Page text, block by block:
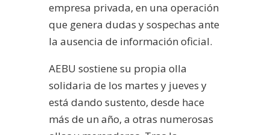
empresa privada, en una operación
que genera dudas y sospechas ante
la ausencia de información oficial.
AEBU sostiene su propia olla
solidaria de los martes y jueves y
está dando sustento, desde hace
más de un año, a otras numerosas